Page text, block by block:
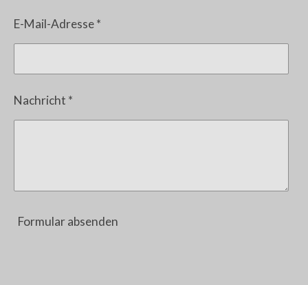
E-Mail-Adresse *
Nachricht *
Formular absenden